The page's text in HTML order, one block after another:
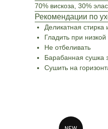
70% вискоза, 30%
Рекомендации по
Деликатная
Гладить при
Не отбеливать
Барабанная сушка
Сушить на